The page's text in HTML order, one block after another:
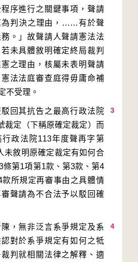
序進行之關鍵事項，聲請
為判決之理由，……有於聲
。」故聲請人聲請憲法法
未具體敘明確定終局裁判
之理由，核屬未表明聲請
法法庭審查庭得毋庸命補
3
回其抗告之最高行政法院
裁定（下稱原確定裁定）而
政法院113年度聲再字第
未敘明原確定裁定有如何合
條第1項第1款、第3款、第4
所規定再審事由之具體情
聲請為不合法予以駁回確
4
，無非泛言系爭規定及系
對於系爭規定有如何之牴
判就相關法律之解釋、適